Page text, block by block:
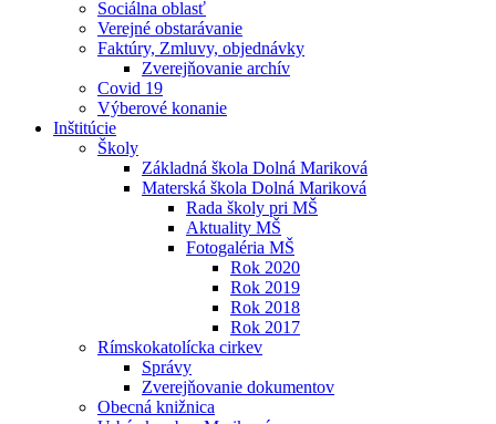
Sociálna oblasť
Verejné obstarávanie
Faktúry, Zmluvy, objednávky
Zverejňovanie archív
Covid 19
Výberové konanie
Inštitúcie
Školy
Základná škola Dolná Mariková
Materská škola Dolná Mariková
Rada školy pri MŠ
Aktuality MŠ
Fotogaléria MŠ
Rok 2020
Rok 2019
Rok 2018
Rok 2017
Rímskokatolícka cirkev
Správy
Zverejňovanie dokumentov
Obecná knižnica